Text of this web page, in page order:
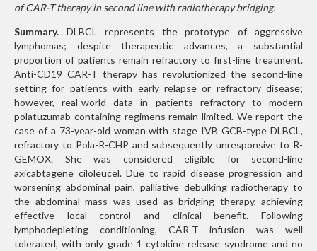
of CAR-T therapy in second line with radiotherapy bridging.
Summary. DLBCL represents the prototype of aggressive
lymphomas; despite therapeutic advances, a substantial
proportion of patients remain refractory to first-line treatment.
Anti-CD19 CAR-T therapy has revolutionized the second-line
setting for patients with early relapse or refractory disease;
however, real-world data in patients refractory to modern
polatuzumab-containing regimens remain limited. We report the
case of a 73-year-old woman with stage IVB GCB-type DLBCL,
refractory to Pola-R-CHP and subsequently unresponsive to R-
GEMOX. She was considered eligible for second-line
axicabtagene ciloleucel. Due to rapid disease progression and
worsening abdominal pain, palliative debulking radiotherapy to
the abdominal mass was used as bridging therapy, achieving
effective local control and clinical benefit. Following
lymphodepleting conditioning, CAR-T infusion was well
tolerated, with only grade 1 cytokine release syndrome and no